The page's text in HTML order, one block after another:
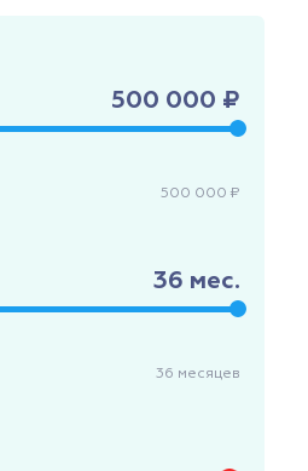
500 000 ₽
500 000 ₽
36 мес.
36 месяцев